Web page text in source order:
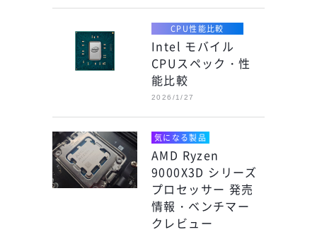
CPU性能比較
Intel モバイル
CPUスペック・性
能比較
2026/1/27
気になる製品
AMD Ryzen
9000X3D シリーズ
プロセッサー 発売
情報・ベンチマー
クレビュー